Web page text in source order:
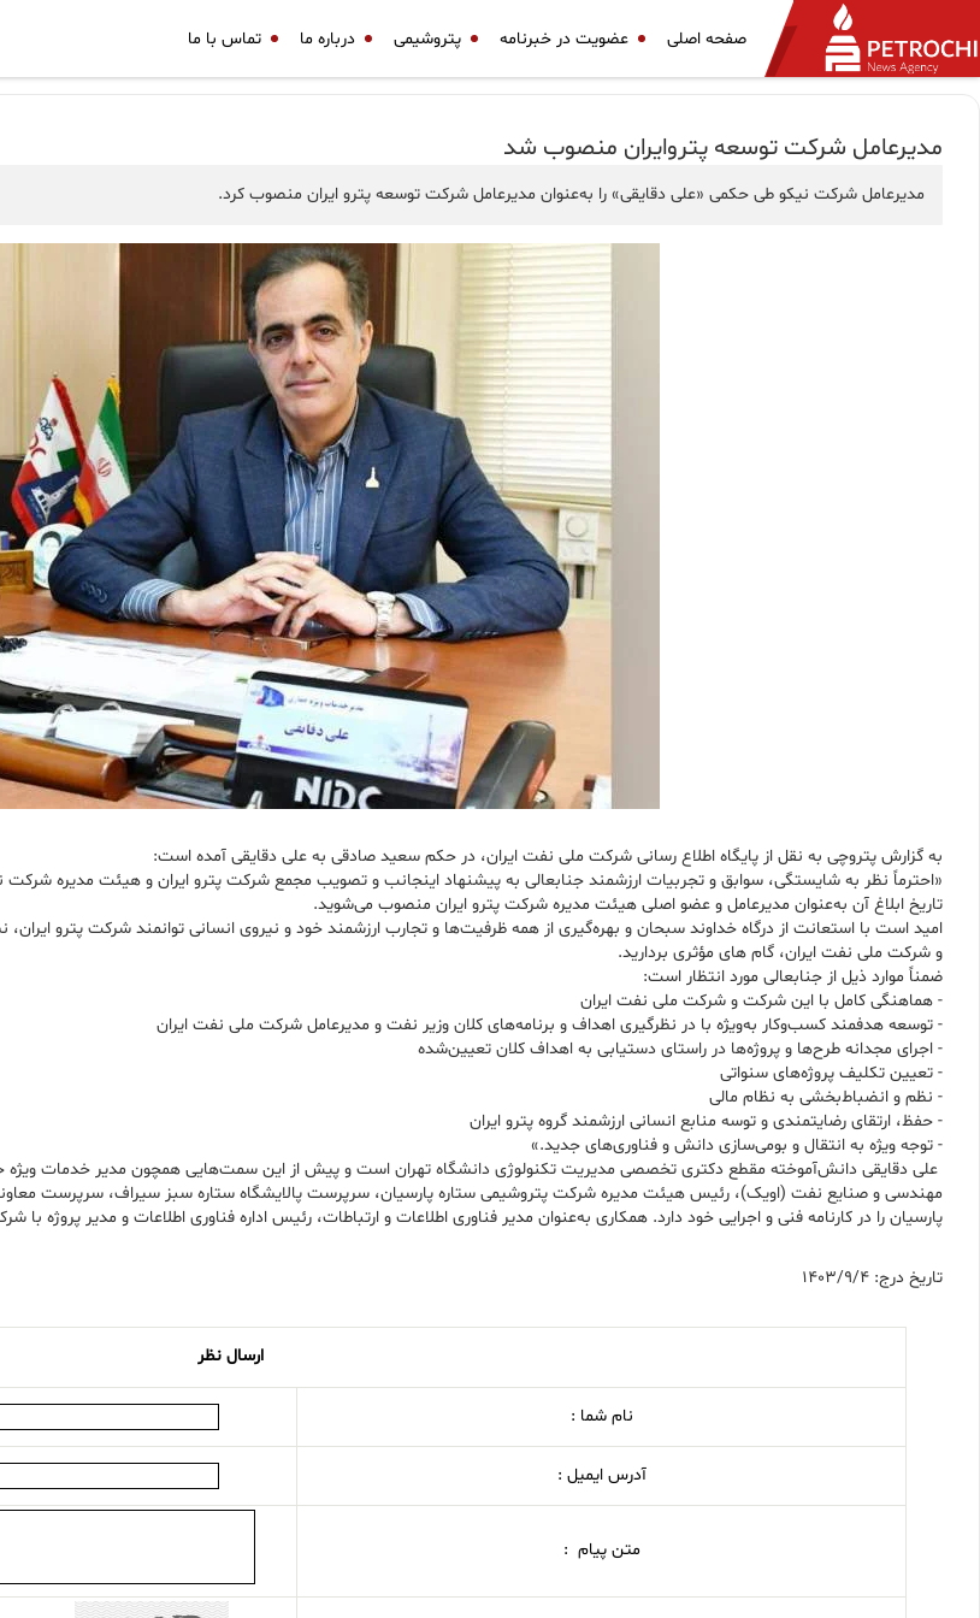
صفحه اصلی عضویت در خبرنامه پتروشیمی درباره ما تماس با ما
مدیرعامل شركت توسعه پتروایران منصوب شد
مدیرعامل شرکت نیکو طی حکمی «علی دقایقی» را به‌عنوان مدیرعامل شرکت توسعه پترو ایران منصوب کرد.
به گزارش پتروچی به نقل از پایگاه اطلاع رسانی شرکت ملی نفت ایران، در حکم سعید صادقی به علی دقایقی آمده است:
«احترماً نظر به شایستگی، سوابق و تجربیات ارزشمند جنابعالی به پیشنهاد اینجانب و تصویب مجمع شرکت پترو ایران و هیئت مدیره
تاریخ ابلاغ آن به‌عنوان مدیرعامل و عضو اصلی هیئت مدیره شرکت پترو ایران منصوب می‌شوید.
امید است با استعانت از درگاه خداوند سبحان و بهره‌گیری از همه ظرفیت‌ها و تجارب ارزشمند خود و نیروی انسانی توانمند شرکت پترو
و شرکت ملی نفت ایران، گام های مؤثری بردارید.
ضمناً موارد ذیل از جنابعالی مورد انتظار است:
- هماهنگی کامل با این شرکت و شرکت ملی نفت ایران
- توسعه هدفمند کسب‌وکار به‌ویژه با در نظرگیری اهداف و برنامه‌های کلان وزیر نفت و مدیرعامل شرکت ملی نفت ایران
- اجرای مجدانه طرح‌ها و پروژه‌ها در راستای دستیابی به اهداف کلان تعیین‌شده
- تعیین تکلیف پروژه‌های سنواتی
- نظم و انضباط‌بخشی به نظام مالی
- حفظ، ارتقای رضایتمندی و توسه منابع انسانی ارزشمند گروه پترو ایران
- توجه ویژه به انتقال و بومی‌سازی دانش و فناوری‌های جدید.»
علی دقایقی دانش‌آموخته مقطع دکتری تخصصی مدیریت تکنولوژی دانشگاه تهران است و پیش از این سمت‌هایی همچون مدیر خدمات
مهندسی و صنایع نفت (اویک)، رئیس هیئت مدیره شرکت پتروشیمی ستاره پارسیان، سرپرست پالایشگاه ستاره سبز سیراف، سرپرست
پارسیان را در کارنامه فنی و اجرایی خود دارد. همکاری به‌عنوان مدیر فناوری اطلاعات و ارتباطات، رئیس اداره فناوری اطلاعات و مدیر پروژه
تاریخ درج: 1403/9/4
ارسال نظر
نام شما :
آدرس ایمیل :
متن پیام :